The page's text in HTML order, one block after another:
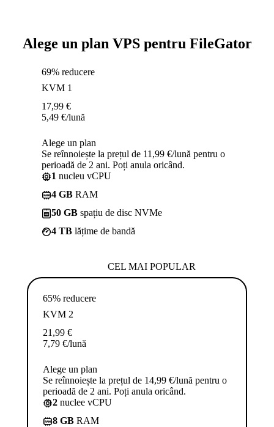
Alege un plan VPS pentru FileGator
69% reducere
KVM 1
17,99 €
5,49 €/lună
Alege un plan
Se reînnoiește la prețul de 11,99 €/lună pentru o
perioadă de 2 ani. Poți anula oricând.
1 nucleu vCPU
4 GB RAM
50 GB spațiu de disc NVMe
4 TB lățime de bandă
CEL MAI POPULAR
65% reducere
KVM 2
21,99 €
7,79 €/lună
Alege un plan
Se reînnoiește la prețul de 14,99 €/lună pentru o
perioadă de 2 ani. Poți anula oricând.
2 nuclee vCPU
8 GB RAM